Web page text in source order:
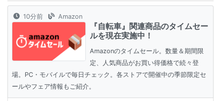
10分前 Amazon
『自転車』関連商品のタイムセー
ルを現在実施中！
Amazonのタイムセール。数量＆期間限
定、人気商品がお買い得価格で続々登
場。PC・モバイルで毎日チェック。各ストアで開催中の季節限定セ
ールやフェア情報もご紹介。